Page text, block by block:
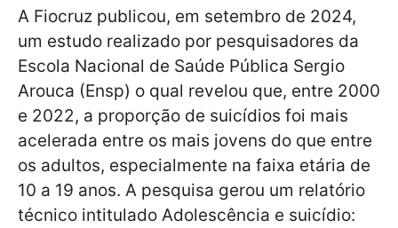
A Fiocruz publicou, em setembro de 2024,
um estudo realizado por pesquisadores da
Escola Nacional de Saúde Pública Sergio
Arouca (Ensp) o qual revelou que, entre 2000
e 2022, a proporção de suicídios foi mais
acelerada entre os mais jovens do que entre
os adultos, especialmente na faixa etária de
10 a 19 anos. A pesquisa gerou um relatório
técnico intitulado Adolescência e suicídio: